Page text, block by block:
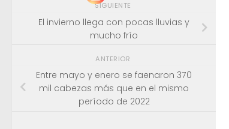
SIGUIENTE
El invierno llega con pocas lluvias y
mucho frío
ANTERIOR
Entre mayo y enero se faenaron 370
mil cabezas más que en el mismo
período de 2022